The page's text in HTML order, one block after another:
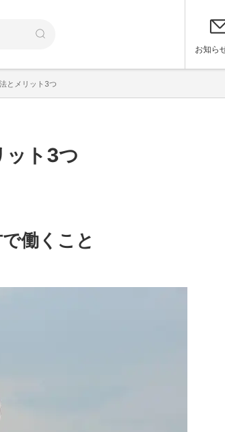
お知ら
とメリット3つ
ット3つ
働くこと